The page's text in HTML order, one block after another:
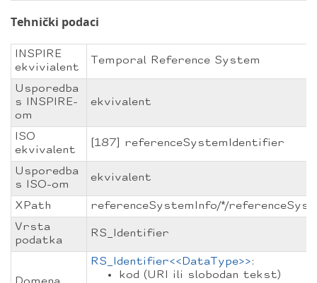
Tehnički podaci
INSPIRE
ekvivialent
Temporal Reference System
Usporedba
s INSPIRE-
om
ekvivalent
ISO
ekvivalent
[187] referenceSystemIdentifier
Usporedba
s ISO-om
ekvivalent
XPath
referenceSystemInfo/*/
Vrsta
podatka
RS_Identifier
RS_Identifier<<DataType>>:
kod (URI ili slobodan tekst)